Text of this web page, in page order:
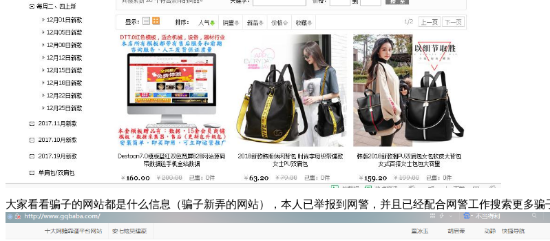
大家看看骗子的网站都是什么信息（骗子新弄的网站），本人已举报到网警，并且已经配合网警工作搜索更多骗